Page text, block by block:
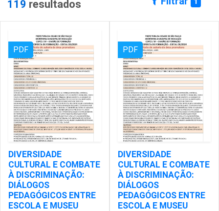
119 resultados
PDF
DIVERSIDADE
CULTURAL E COMBATE
À DISCRIMINAÇÃO:
DIÁLOGOS
PEDAGÓGICOS ENTRE
ESCOLA E MUSEU
PDF
DIVERSIDADE
CULTURAL E COMBATE
À DISCRIMINAÇÃO:
DIÁLOGOS
PEDAGÓGICOS ENTRE
ESCOLA E MUSEU